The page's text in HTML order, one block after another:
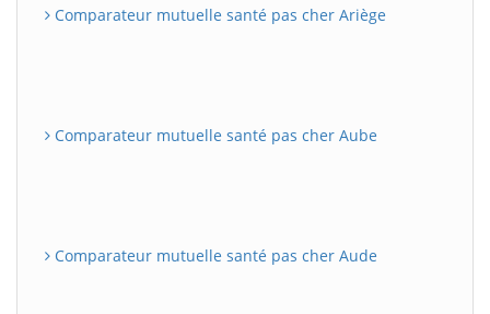
Comparateur mutuelle santé pas cher Ariège
Comparateur mutuelle santé pas cher Aube
Comparateur mutuelle santé pas cher Aude